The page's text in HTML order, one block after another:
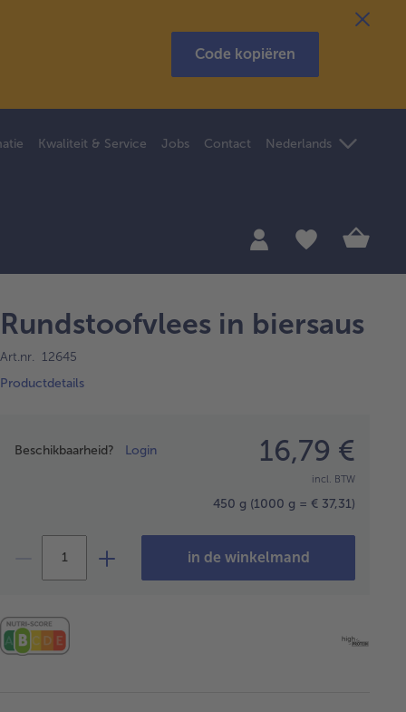
Code kopiëren
Kwaliteit & Service Jobs Contact Nederlands
Rundstoofvlees in biersaus
Art.nr. 12645
Productdetails
Beschikbaarheid? Login 16,79 €
incl. BTW
450 g (1000 g = € 37,31)
in de winkelmand